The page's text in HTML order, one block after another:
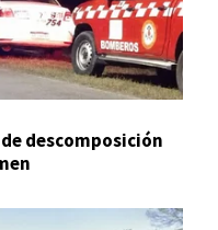
descomposición